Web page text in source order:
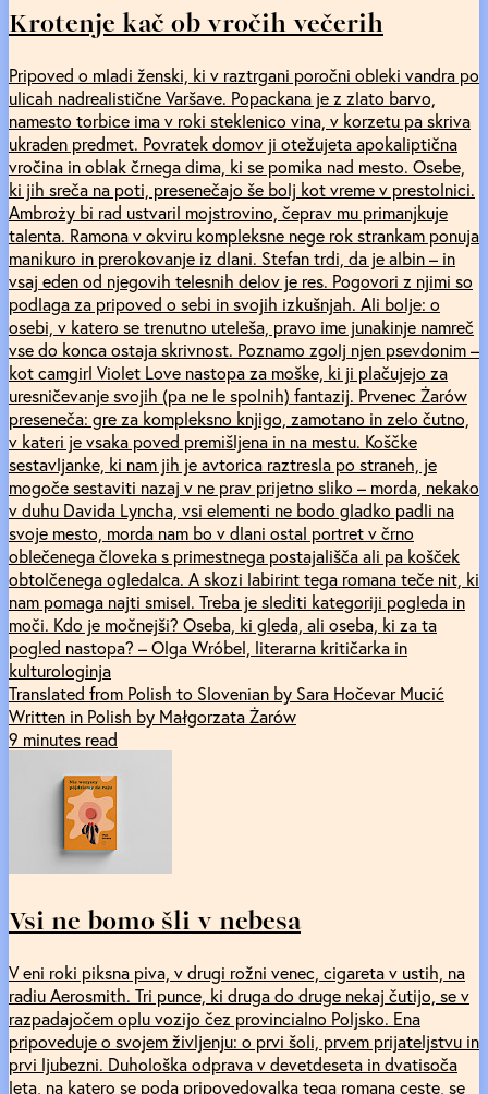
Krotenje kač ob vročih večerih
Pripoved o mladi ženski, ki v raztrgani poročni obleki vandra po
ulicah nadrealistične Varšave. Popackana je z zlato barvo,
namesto torbice ima v roki steklenico vina, v korzetu pa skriva
ukraden predmet. Povratek domov ji otežujeta apokaliptična
vročina in oblak črnega dima, ki se pomika nad mesto. Osebe,
ki jih sreča na poti, presenečajo še bolj kot vreme v prestolnici.
Ambroży bi rad ustvaril mojstrovino, čeprav mu primanjkuje
talenta. Ramona v okviru kompleksne nege rok strankam ponuja
manikuro in prerokovanje iz dlani. Stefan trdi, da je albin – in
vsaj eden od njegovih telesnih delov je res. Pogovori z njimi so
podlaga za pripoved o sebi in svojih izkušnjah. Ali bolje: o
osebi, v katero se trenutno uteleša, pravo ime junakinje namreč
vse do konca ostaja skrivnost. Poznamo zgolj njen psevdonim –
kot camgirl Violet Love nastopa za moške, ki ji plačujejo za
uresničevanje svojih (pa ne le spolnih) fantazij. Prvenec Żarów
preseneča: gre za kompleksno knjigo, zamotano in zelo čutno,
v kateri je vsaka poved premišljena in na mestu. Koščke
sestavljanke, ki nam jih je avtorica raztresla po straneh, je
mogoče sestaviti nazaj v ne prav prijetno sliko – morda, nekako
v duhu Davida Lyncha, vsi elementi ne bodo gladko padli na
svoje mesto, morda nam bo v dlani ostal portret v črno
oblečenega človeka s primestnega postajališča ali pa košček
obtolčenega ogledalca. A skozi labirint tega romana teče nit, ki
nam pomaga najti smisel. Treba je slediti kategoriji pogleda in
moči. Kdo je močnejši? Oseba, ki gleda, ali oseba, ki za ta
pogled nastopa? – Olga Wróbel, literarna kritičarka in
kulturologinja
Translated from Polish to Slovenian by Sara Hočevar Mucić
Written in Polish by Małgorzata Żarów
9 minutes read
Vsi ne bomo šli v nebesa
V eni roki piksna piva, v drugi rožni venec, cigareta v ustih, na
radiu Aerosmith. Tri punce, ki druga do druge nekaj čutijo, se v
razpadajočem oplu vozijo čez provincialno Poljsko. Ena
pripoveduje o svojem življenju: o prvi šoli, prvem prijateljstvu in
prvi ljubezni. Duhološka odprava v devetdeseta in dvatisoča
leta, na katero se poda pripovedovalka tega romana ceste, se